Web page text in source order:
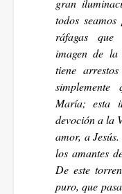
todos
ráfagas
imagen de
tiene
María; esta
devoción a la
amor, a
los amantes
De este
puro, que